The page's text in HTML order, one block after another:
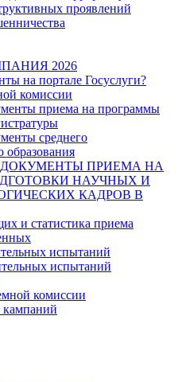
проявлений
2026
на портале Госуслуги?
комиссии
приема на программы
среднего
образования
ПРИЕМА НА
НАУЧНЫХ И
КАДРОВ В
и статистика приема
испытаний
испытаний
комиссии